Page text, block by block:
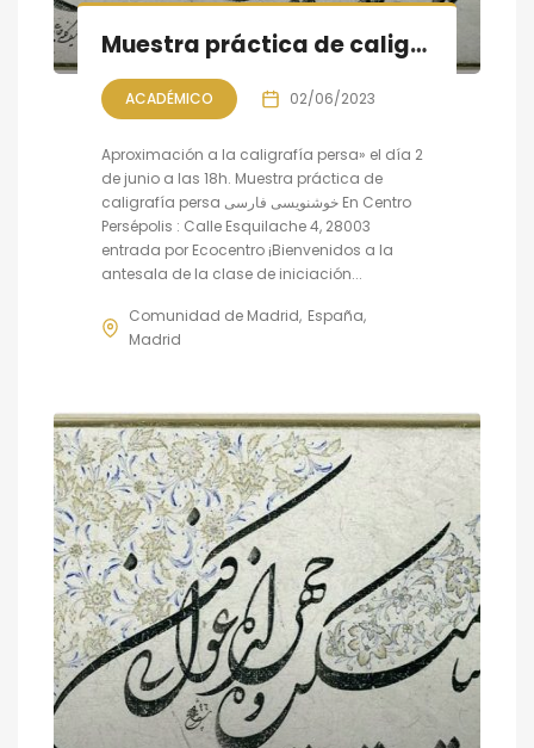
Muestra práctica de caligrafía persa, sesión VII
ACADÉMICO 02/06/2023
Aproximación a la caligrafía persa» el día 2
de junio a las 18h. Muestra práctica de
caligrafía persa خوشنویسی فارسی En Centro
Persépolis : Calle Esquilache 4, 28003
entrada por Ecocentro ¡Bienvenidos a la
antesala de la clase de iniciación...
Comunidad de Madrid España
Madrid